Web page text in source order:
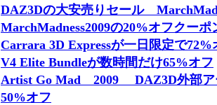
DAZ3Dの大安売りセール
MarchMadness2009の20%オフクーポ
Carrara 3D Expressが一日限定で72%
V4 Elite Bundleが数時間だけ65%オフ
Artist Go Mad 2009 DAZ3D外部ア
50%オフ